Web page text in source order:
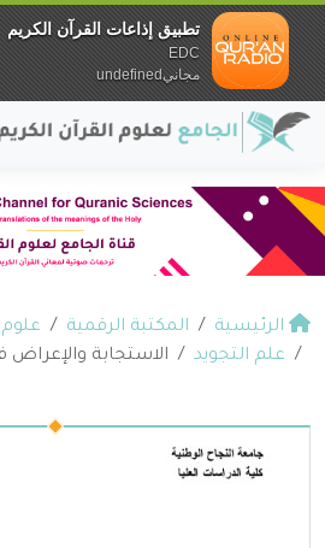
الرئيسية المكتبة الرقمية
علوم
علم التجويد
الاستجابة والإعراض
تطبيق إذاعات القرآن الكريم
EDC
مجانيundefined